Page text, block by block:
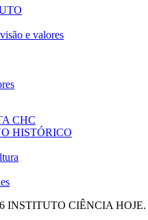
e valores
CHC
HISTÓRICO
INSTITUTO CIÊNCIA HOJE.